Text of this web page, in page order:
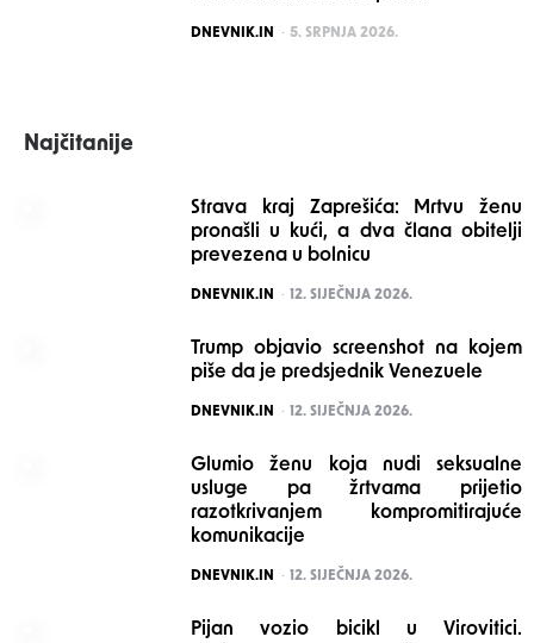
POSTED
DNEVNIK.IN 5. SRPNJA 2026.
Najčitanije
Strava kraj Zaprešića: Mrtvu ženu
pronašli u kući, a dva člana obitelji
prevezena u bolnicu
POSTED
DNEVNIK.IN 12. SIJEČNJA 2026.
Trump objavio screenshot na kojem
piše da je predsjednik Venezuele
POSTED
DNEVNIK.IN 12. SIJEČNJA 2026.
Glumio ženu koja nudi seksualne
usluge pa žrtvama prijetio
razotkrivanjem kompromitirajuće
komunikacije
POSTED
DNEVNIK.IN 12. SIJEČNJA 2026.
Pijan vozio bicikl u Virovitici.